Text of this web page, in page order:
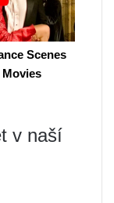
v naší